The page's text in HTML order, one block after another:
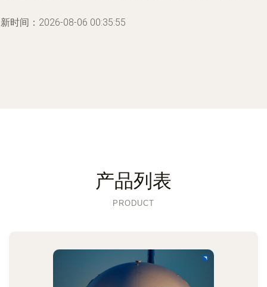
时间：2026-08-06 00:35:55
产品列表
PRODUCT